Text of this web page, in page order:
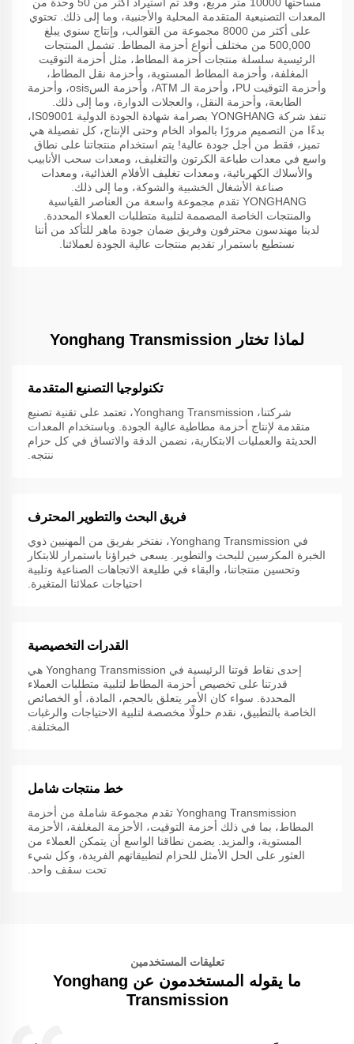
المعدات التصنيعية المتقدمة المحلية والأجنبية، وما إلى ذلك. تحتوي
على أكثر من 8000 مجموعة من القوالب، وإنتاج سنوي يبلغ
500,000 من مختلف أنواع أحزمة المطاط. تشمل المنتجات
الرئيسية سلسلة منتجات أحزمة المطاط، مثل أحزمة التوقيت
المغلفة، وأحزمة المطاط المستوية، وأحزمة نقل المطاط،
وأحزمة التوقيت PU، وأحزمة الـ ATM، وأحزمة السosis، وأحزمة
الطابعة، وأحزمة النقل، والعجلات الدوارة، وما إلى ذلك.
تنفذ شركة YONGHANG بصرامة شهادة الجودة الدولية IS09001،
بدءًا من التصميم مرورًا بالمواد الخام وحتى الإنتاج، كل تفصيلة هي
تميز، فقط من أجل جودة عالية! يتم استخدام منتجاتنا على نطاق
واسع في معدات طباعة الكرتون والتغليف، ومعدات سحب الأنابيب
والأسلاك الكهربائية، ومعدات تغليف الأفلام الغذائية، ومعدات
صناعة الأشغال الخشبية والشوكة، وما إلى ذلك.
YONGHANG تقدم مجموعة واسعة من العناصر القياسية
والمنتجات الخاصة المصممة لتلبية متطلبات العملاء المحددة.
لدينا مهندسون محترفون وفريق ضمان جودة ماهر للتأكد من أننا
نستطيع باستمرار تقديم منتجات عالية الجودة لعملائنا.
لماذا تختار Yonghang Transmission
تكنولوجيا التصنيع المتقدمة
شركتنا، Yonghang Transmission، تعتمد على تقنية تصنيع
متقدمة لإنتاج أحزمة مطاطية عالية الجودة. وباستخدام المعدات
الحديثة والعمليات الابتكارية، نضمن الدقة والاتساق في كل حزام
ننتجه.
فريق البحث والتطوير المحترف
في Yonghang Transmission، نفتخر بفريق من المهنيين ذوي
الخبرة المكرسين للبحث والتطوير. يسعى خبراؤنا باستمرار للابتكار
وتحسين منتجاتنا، والبقاء في طليعة الاتجاهات الصناعية وتلبية
احتياجات عملائنا المتغيرة.
القدرات التخصيصية
إحدى نقاط قوتنا الرئيسية في Yonghang Transmission هي
قدرتنا على تخصيص أحزمة المطاط لتلبية متطلبات العملاء
المحددة. سواء كان الأمر يتعلق بالحجم، المادة، أو الخصائص
الخاصة بالتطبيق، نقدم حلولًا مخصصة لتلبية الاحتياجات والرغبات
المختلفة.
خط منتجات شامل
Yonghang Transmission تقدم مجموعة شاملة من أحزمة
المطاط، بما في ذلك أحزمة التوقيت، الأحزمة المغلفة، الأحزمة
المستوية، والمزيد. يضمن نطاقنا الواسع أن يتمكن العملاء من
العثور على الحل الأمثل للحزام لتطبيقاتهم الفريدة، وكل شيء
تحت سقف واحد.
تعليقات المستخدمين
ما يقوله المستخدمون عن Yonghang
Transmission